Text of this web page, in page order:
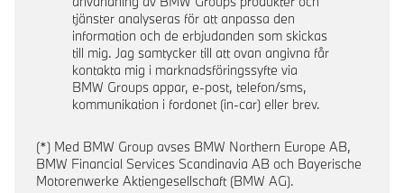
tjänster analyseras för att anpassa den
information och de erbjudanden som skickas
till mig. Jag samtycker till att ovan angivna får
kontakta mig i marknadsföringssyfte via
BMW Groups appar, e-post, telefon/sms,
kommunikation i fordonet (in-car) eller brev.
(*) Med BMW Group avses BMW Northern Europe AB,
BMW Financial Services Scandinavia AB och Bayerische
Motorenwerke Aktiengesellschaft (BMW AG).